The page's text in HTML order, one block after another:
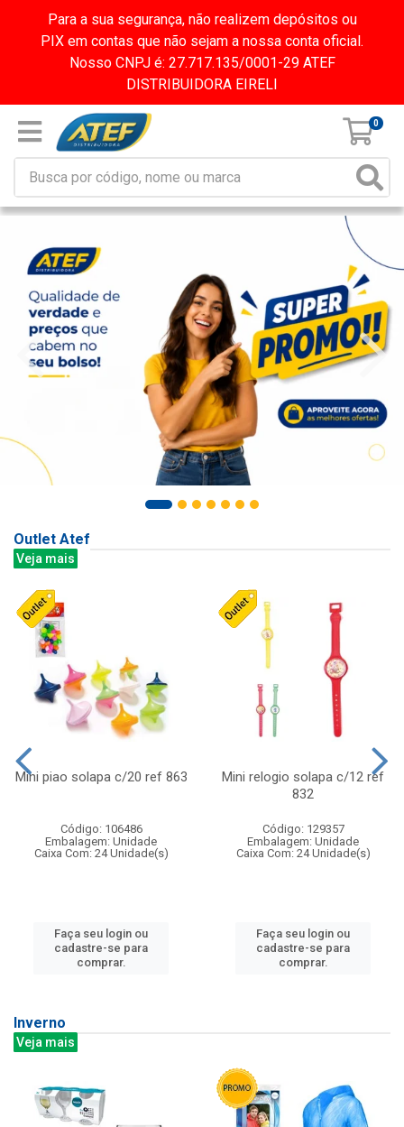
Para a sua segurança, não realizem depósitos ou
PIX em contas que não sejam a nossa conta oficial.
Nosso CNPJ é: 27.717.135/0001-29 ATEF
DISTRIBUIDORA EIRELI
0
Outlet Atef
Veja mais
Mini piao solapa c/20 ref 863
Código: 106486
Embalagem: Unidade
Caixa Com: 24 Unidade(s)
Faça seu login ou
cadastre-se para
comprar.
Mini relogio solapa c/12 ref
832
Código: 129357
Embalagem: Unidade
Caixa Com: 24 Unidade(s)
Faça seu login ou
cadastre-se para
comprar.
Inverno
Veja mais